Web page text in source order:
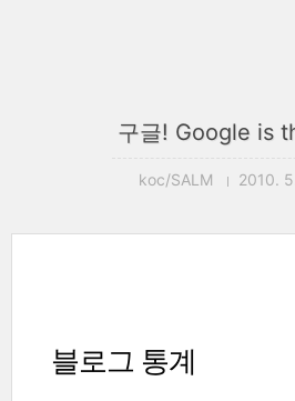
구글! Google is
koc/SALM 2010.
블로그 통계